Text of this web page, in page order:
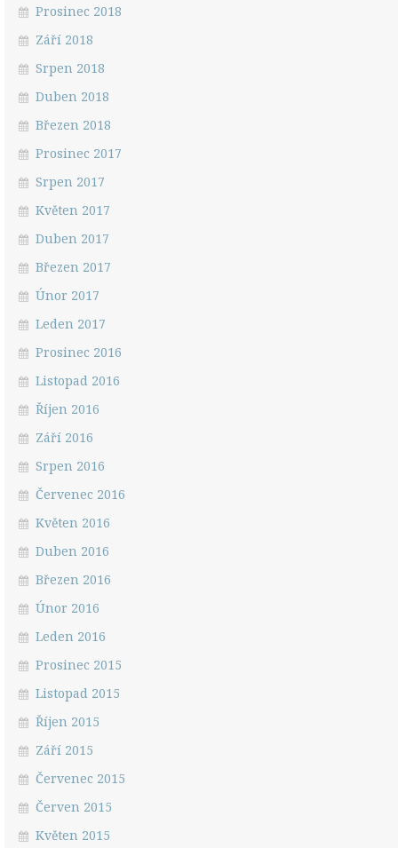
Prosinec 2018
Září 2018
Srpen 2018
Duben 2018
Březen 2018
Prosinec 2017
Srpen 2017
Květen 2017
Duben 2017
Březen 2017
Únor 2017
Leden 2017
Prosinec 2016
Listopad 2016
Říjen 2016
Září 2016
Srpen 2016
Červenec 2016
Květen 2016
Duben 2016
Březen 2016
Únor 2016
Leden 2016
Prosinec 2015
Listopad 2015
Říjen 2015
Září 2015
Červenec 2015
Červen 2015
Květen 2015